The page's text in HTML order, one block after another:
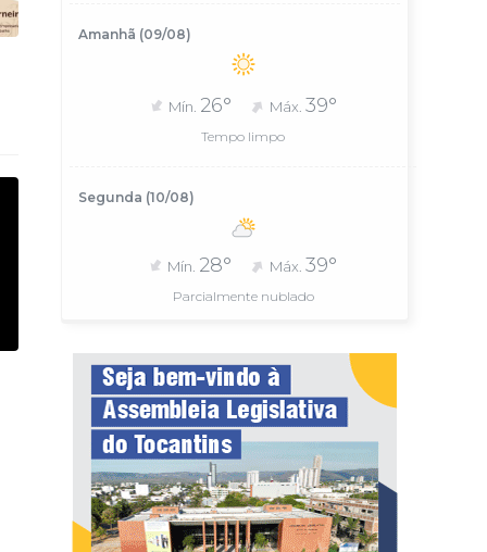
Amanhã (09/08)
Mín. 26° Máx. 39°
Tempo limpo
Segunda (10/08)
Mín. 28° Máx.39°
Parcialmente nublado